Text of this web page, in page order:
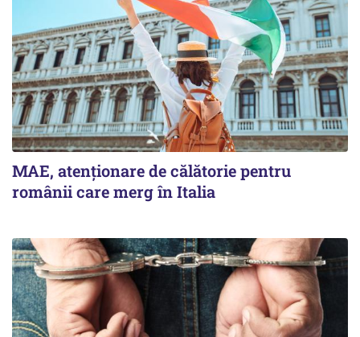
MAE, atenționare de călătorie pentru
românii care merg în Italia